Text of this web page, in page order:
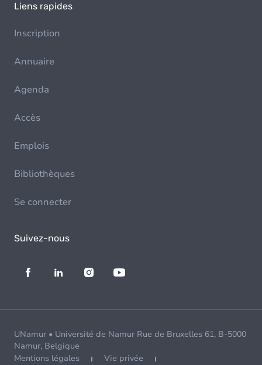
Liens rapides
Inscription
Annuaire
Agenda
Accès
Emplois
Bibliothèques
Se connecter
Suivez-nous
UNamur • Université de Namur Rue de Bruxelles 61, B-5000
Namur, Belgique
Mentions légales
Vie privée